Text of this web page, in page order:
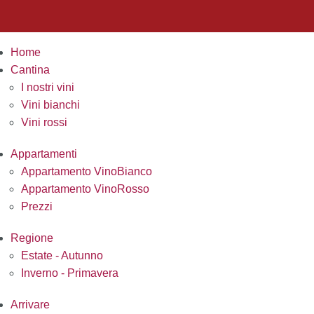
Home
Cantina
I nostri vini
Vini bianchi
Vini rossi
Appartamenti
Appartamento VinoBianco
Appartamento VinoRosso
Prezzi
Regione
Estate - Autunno
Inverno - Primavera
Arrivare